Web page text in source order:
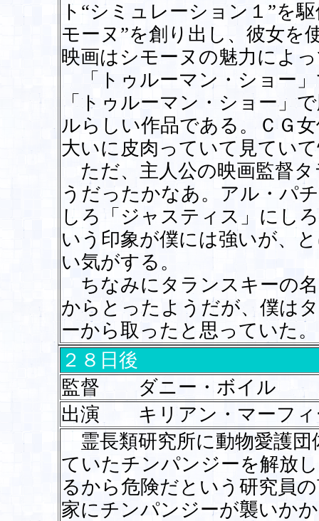
ト“シミュレーション１”を
モーヌ”を創り出し、彼女を
映画はシモーヌの魅力によ
「トゥルーマン・ショー
「トゥルーマン・ショー」
ルらしい作品である。ＣＧ
大いに皮肉っていて見てい
ただ、主人公の映画監督
うだったかなあ。アル・パ
しろ「ジャスティス」にし
いう印象が僕には強いが、
い気がする。
ちなみにタランスキーの
からとったようだが、僕は
ーから取ったと思っていた。
２８日後
監督 ダニー・ボイル
出演 キリアン・マーフ
霊長類研究所に動物愛護団
ていたチンパンジーを解放
るから危険だという研究員
家にチンパンジーが襲いか